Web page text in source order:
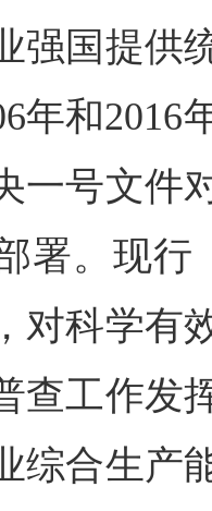
强国提供
年和
一号文件
署。现行
对科学有
查工作发
综合生产